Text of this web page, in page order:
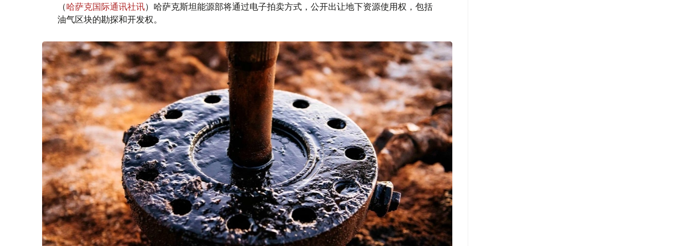
（哈萨克国际通讯社讯）哈萨克斯坦能源部将通过电子拍卖方式，公开出让地下资源使用权，包括
油气区块的勘探和开发权。